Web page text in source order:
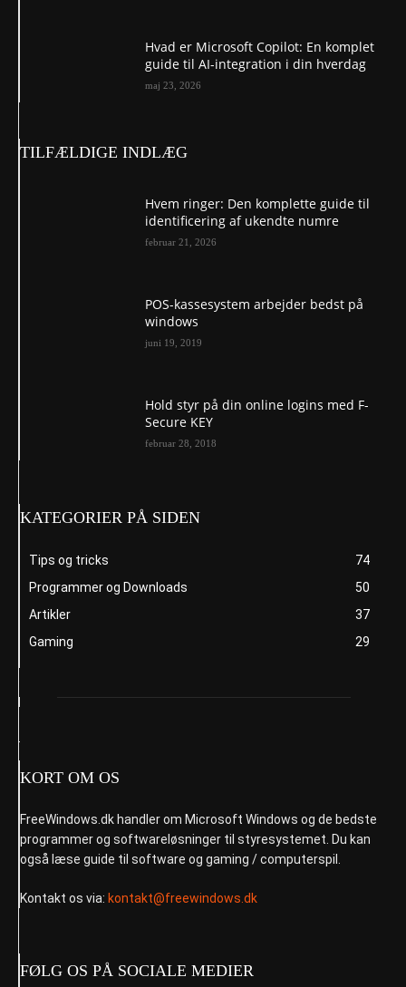
Hvad er Microsoft Copilot: En komplet
guide til AI-integration i din hverdag
maj 23, 2026
TILFÆLDIGE INDLÆG
Hvem ringer: Den komplette guide til
identificering af ukendte numre
februar 21, 2026
POS-kassesystem arbejder bedst på
windows
juni 19, 2019
Hold styr på din online logins med F-
Secure KEY
februar 28, 2018
KATEGORIER PÅ SIDEN
Tips og tricks
74
Programmer og Downloads
50
Artikler
37
Gaming
29
KORT OM OS
FreeWindows.dk handler om Microsoft Windows og de bedste
programmer og softwareløsninger til styresystemet. Du kan
også læse guide til software og gaming / computerspil.
Kontakt os via: kontakt@freewindows.dk
FØLG OS PÅ SOCIALE MEDIER